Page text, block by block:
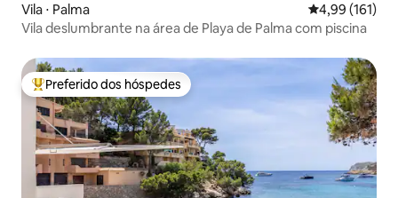
Vila ⋅ Palma 4,99 de uma
4,99 (161)
Vila deslumbrante na área de Playa de Palma com piscina
Entre os melhores preferidos dos hóspedes
Preferido dos hóspedes